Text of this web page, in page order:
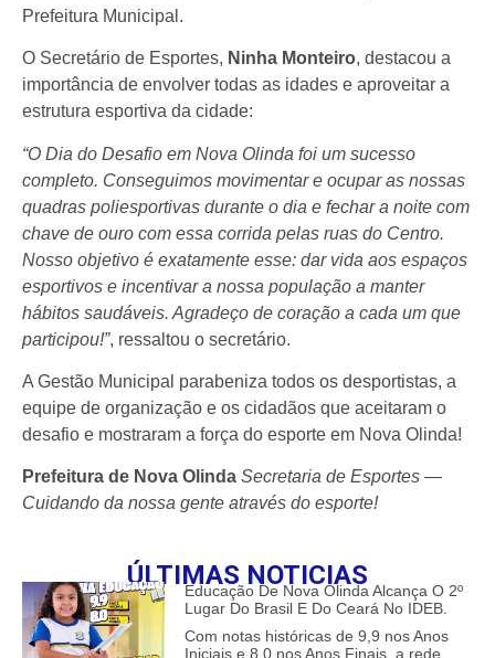
Prefeitura Municipal.
O Secretário de Esportes, Ninha Monteiro, destacou a
importância de envolver todas as idades e aproveitar a
estrutura esportiva da cidade:
“O Dia do Desafio em Nova Olinda foi um sucesso
completo. Conseguimos movimentar e ocupar as nossas
quadras poliesportivas durante o dia e fechar a noite com
chave de ouro com essa corrida pelas ruas do Centro.
Nosso objetivo é exatamente esse: dar vida aos espaços
esportivos e incentivar a nossa população a manter
hábitos saudáveis. Agradeço de coração a cada um que
participou!”, ressaltou o secretário.
A Gestão Municipal parabeniza todos os desportistas, a
equipe de organização e os cidadãos que aceitaram o
desafio e mostraram a força do esporte em Nova Olinda!
Prefeitura de Nova Olinda Secretaria de Esportes —
Cuidando da nossa gente através do esporte!
ÚLTIMAS NOTICIAS
Educação De Nova Olinda Alcança O 2º
Lugar Do Brasil E Do Ceará No IDEB.
Com notas históricas de 9,9 nos Anos
Iniciais e 8,0 nos Anos Finais, a rede